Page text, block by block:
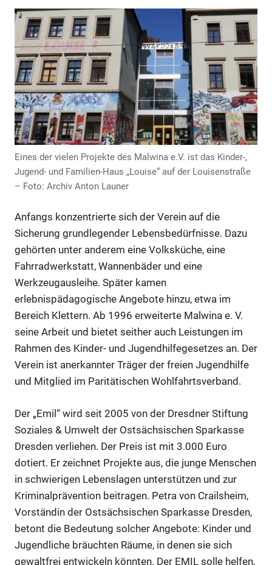
Anzeige
Anzeige
Anzeige
Anzeige
Anzeige
Anzeige
Eines der vielen Projekte des Malwina e.V. ist das Kinder-,
Jugend- und Familien-Haus „Louise“ auf der Louisenstraße
– Foto: Archiv Anton Launer
Anfangs konzentrierte sich der Verein auf die
Sicherung grundlegender Lebensbedürfnisse. Dazu
gehörten unter anderem eine Volksküche, eine
Fahrradwerkstatt, Wannenbäder und eine
Werkzeugausleihe. Später kamen
erlebnispädagogische Angebote hinzu, etwa im
Bereich Klettern. Ab 1996 erweiterte Malwina e. V.
seine Arbeit und bietet seither auch Leistungen im
Rahmen des Kinder- und Jugendhilfegesetzes an. Der
Verein ist anerkannter Träger der freien Jugendhilfe
und Mitglied im Paritätischen Wohlfahrtsverband.
Der „Emil“ wird seit 2005 von der Dresdner Stiftung
Soziales & Umwelt der Ostsächsischen Sparkasse
Dresden verliehen. Der Preis ist mit 3.000 Euro
dotiert. Er zeichnet Projekte aus, die junge Menschen
in schwierigen Lebenslagen unterstützen und zur
Kriminalprävention beitragen. Petra von Crailsheim,
Vorständin der Ostsächsischen Sparkasse Dresden,
betont die Bedeutung solcher Angebote: Kinder und
Jugendliche bräuchten Räume, in denen sie sich
gewaltfrei entwickeln könnten. Der EMIL solle helfen,